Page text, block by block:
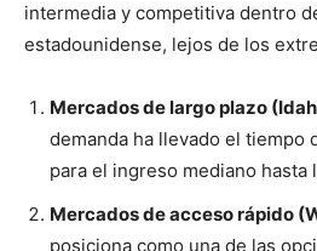
intermedia y competitiva dentro
estadounidense, lejos de los
Mercados de largo plazo
demanda ha llevado el tiempo
para el ingreso mediano hasta
Mercados de acceso rápido
posiciona como una de las